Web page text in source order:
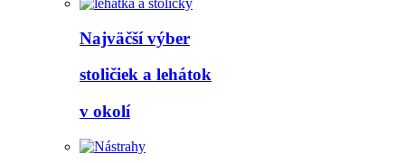
Najväčší výber
stoličiek a lehátok
v okolí